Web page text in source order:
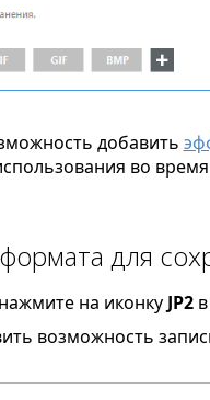
добавить
во
для
на иконку JP2в
возможность